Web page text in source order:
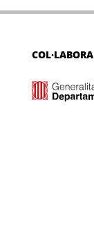
COL·LABORA